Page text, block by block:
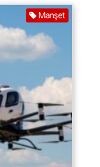
Manşet